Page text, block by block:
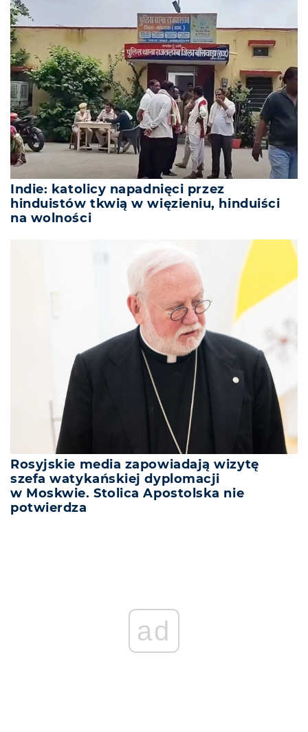
Indie: katolicy napadnięci przez
hinduistów tkwią w więzieniu, hinduiści
na wolności
Rosyjskie media zapowiadają wizytę
szefa watykańskiej dyplomacji
w Moskwie. Stolica Apostolska nie
potwierdza
ad